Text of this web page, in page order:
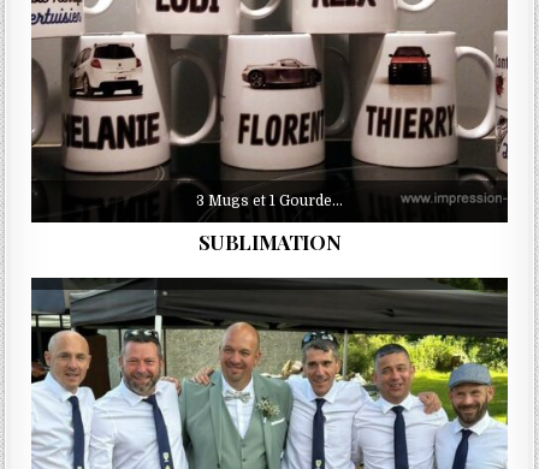
3 Mugs et 1 Gourde…
SUBLIMATION